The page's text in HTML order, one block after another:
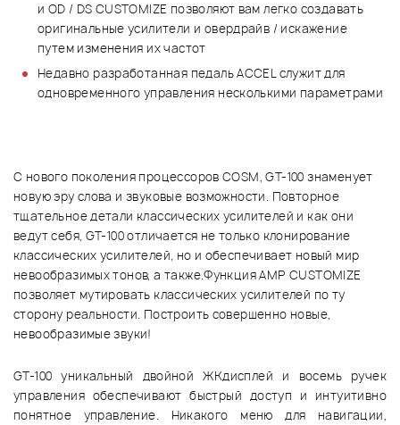
и OD / DS CUSTOMIZE позволяют вам легко создавать
оригинальные усилители и овердрайв / искажение
путем изменения их частот
Недавно разработанная педаль ACCEL служит для
одновременного управления несколькими параметрами
С нового поколения процессоров COSM, GT-100 знаменует
новую эру слова и звуковые возможности. Повторное
тщательное детали классических усилителей и как они
ведут себя, GT-100 отличается не только клонирование
классических усилителей, но и обеспечивает новый мир
невообразимых тонов, а также.Функция AMP CUSTOMIZE
позволяет мутировать классических усилителей по ту
сторону реальности. Построить совершенно новые,
невообразимые звуки!
GT-100 уникальный двойной ЖКдисплей и восемь ручек
управления обеспечивают быстрый доступ и интуитивно
понятное управление. Никакого меню для навигации,